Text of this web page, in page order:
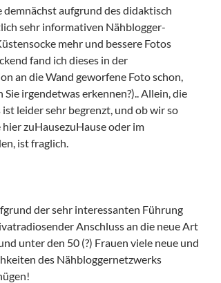
demnächst aufgrund des didaktisch
sehr informativen Nähblogger-
mehr und bessere Fotos
fand ich dieses in der
an die Wand geworfene Foto schon,
irgendetwas erkennen?).. Allein, die
leider sehr begrenzt, und ob wir so
zuHausezuHause oder im
ist fraglich.
der sehr interessanten Führung
Anschluss an die neue Art
unter den 50 (?) Frauen viele neue und
des Nähbloggernetzwerks